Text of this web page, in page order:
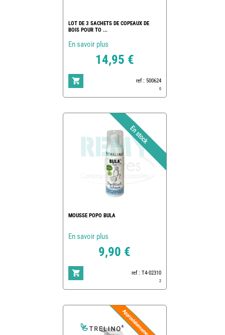
LOT DE 3 SACHETS DE COPEAUX DE
BOIS POUR TO ...
En savoir plus
14,95 €
ref : 500624
0
MOUSSE POPO BULA
En savoir plus
9,90 €
ref : T4-02310
2